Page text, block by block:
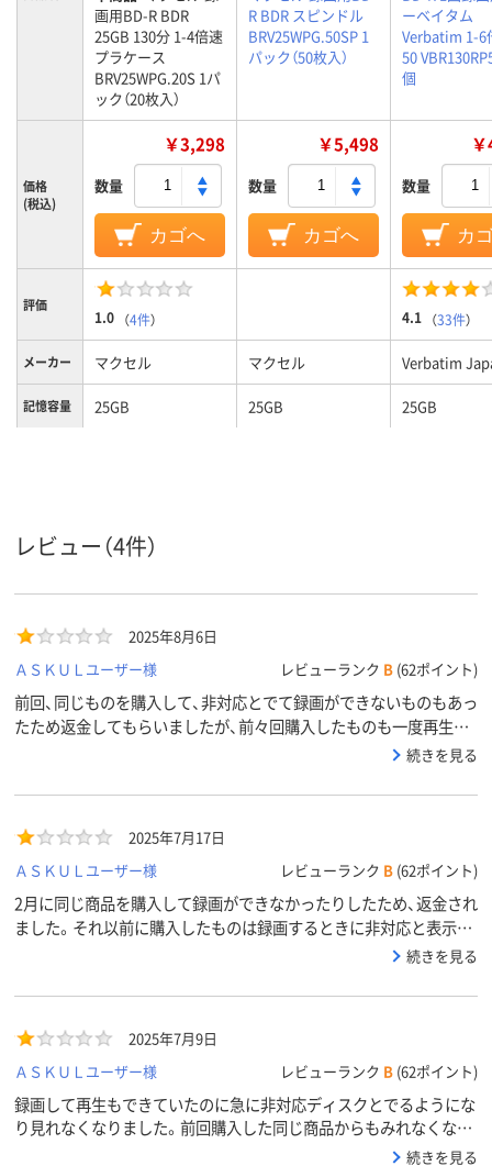
画用BD-R BDR
25GB 130分 1-4倍速
プラケース
BRV25WPG.20S 1パ
ック（20枚入）
R BDR スピンドル
BRV25WPG.50SP 1
パック（50枚入）
ーベイタム
Verbatim 1-6
50
個
価格
(税込)
￥3,298
数量
カゴへ
￥5,498
数量
カゴへ
数量
カ
評価
1.0 （4件） 4.1 （33件）
メーカー マクセル マクセル Verbatim
記憶容量 25GB 25GB 25GB
レビュー（4件）
2025年8月6日
ＡＳＫＵＬユーザー様
レビューランク B (62ポイント)
前回、同じものを購入して、非対応とでて録画ができないものもあっ
たため返金してもらいましたが、前々回購入したものも一度再生し
たら二度目から非対応ディスクとでて再生できなくなります。その
せん。全く同じものなのにどうしてでしょうか?今回購入したもの
録画してにどとみれなくなるのは困ります。保管は同じところです
し、傷もありません。3回前のものはケースが違うため区別ができま
した。今回再生できなくなったため、以前のものすべてチェックし
て返金していただいたものとその前に購入したものすべて一度再生
できたのにできなくなっています。一度しか再生できないのは機器
が悪いわけでもないようです。違う機器でためしてもすべて非対応
とでます。メーカーわからないようなものを借りましたがそれはか
回と前々回の録画したものだけ再生できなくなりました。履歴で調
べましたが再生できるものもおなじものだと思います。今回のもの
は使える気がしません。開ける前に返品したいです。返品がダメで
したらもっと安いものと交換してもらえませんか?これと同じもの
はまた同じ現象ができるかもしれませんのでいりません。
続きを見る
2025年7月17日
ＡＳＫＵＬユーザー様
レビューランク B (62ポイント)
2月に同じ商品を購入して録画ができなかったりしたため、返金され
ました。それ以前に購入したものは録画するときに非対応と表示さ
れることもなく録画できていましたので、今回また同じものを購入
録画ができて再生もできたものが非対応を表示され見れなくなりま
はすべて再生できます。保存環境はまったくおなじであり、高温に
なるようなところに放置したこともありません。またこのようなこ
とがおこるのではないかとこの商品を使うことができません。録画
してもらった機器でためしても再生できませんでした。なぜ非対応
となってしまうのか全く分かりません。傷もありません。再生でき
続きを見る
2025年7月9日
ＡＳＫＵＬユーザー様
レビューランク B (62ポイント)
録画して再生もできていたのに急に非対応ディスクとでるようにな
り見れなくなりました。前回購入した同じ商品からもみれなくなっ
たものがあります。録画してもらったデッキでためしても見れない
続きを見る